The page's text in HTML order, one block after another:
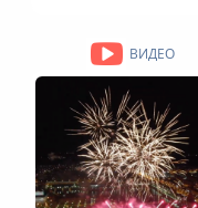
ЭФФЕКТ
ВИДЕО